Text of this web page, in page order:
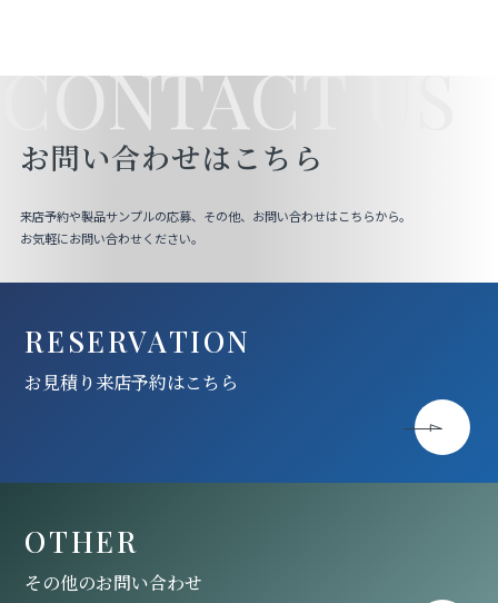
CONTACT US
お問い合わせはこちら
来店予約や製品サンプルの応募、その他、お問い合わせはこちらから。
お気軽にお問い合わせください。
RESERVATION
お見積り来店予約はこちら
OTHER
その他のお問い合わせ